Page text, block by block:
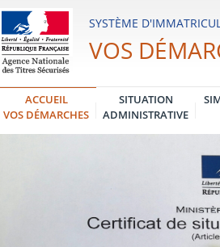
Système
d'Immatriculation
des
Véhicules
SYSTÈME
VOS
ACCUEIL
VOS DÉMARCHES
SITUATION
ADMINISTRATIVE